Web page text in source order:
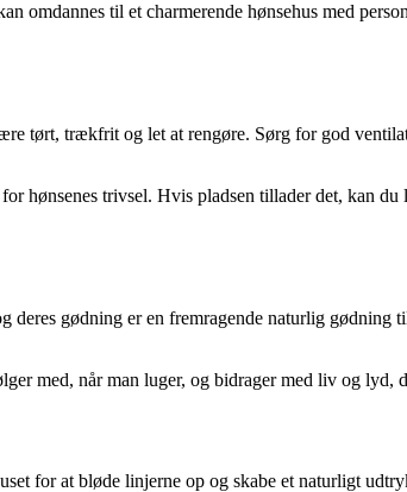
omdannes til et charmerende hønsehus med
tørt, trækfrit og let at rengøre. Sørg for god
hønsenes trivsel. Hvis pladsen tillader det, kan
gødning er en fremragende naturlig gødning
med, når man luger, og bidrager med liv og lyd,
for at bløde linjerne op og skabe et naturligt